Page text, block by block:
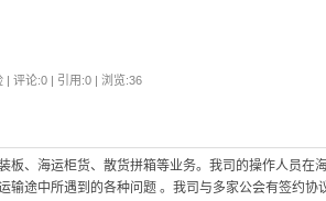
| 评论:0 | 引用:0 | 浏览:36
板、海运柜货、散货拼箱等业务。我司的操作人员在
输途中所遇到的各种问题 。我司与多家公会有签约协